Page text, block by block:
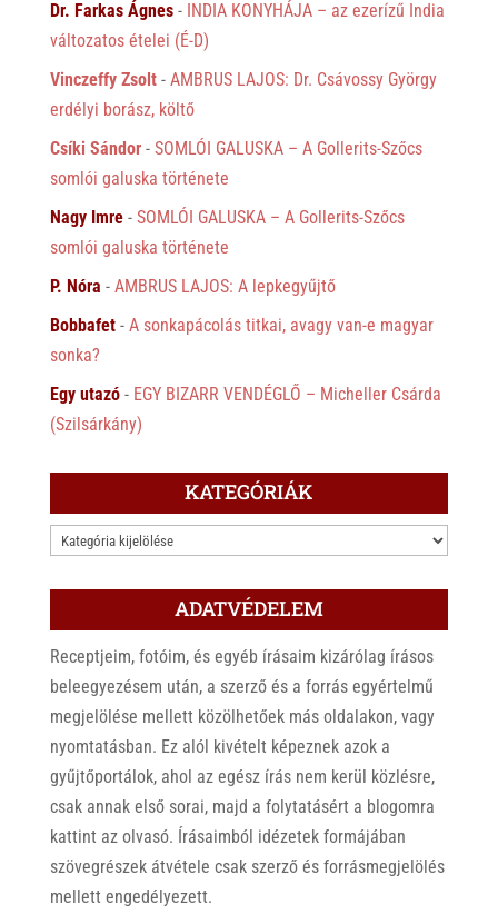
Dr. Farkas Ágnes- INDIA KONYHÁJA – az ezerízű India
változatos ételei (É-D)
Vinczeffy Zsolt- AMBRUS LAJOS: Dr. Csávossy György
erdélyi borász, költő
Csíki Sándor- SOMLÓI GALUSKA – A Gollerits-Szőcs
somlói galuska története
Nagy Imre- SOMLÓI GALUSKA – A Gollerits-Szőcs
somlói galuska története
P. Nóra - AMBRUS LAJOS: A lepkegyűjtő
Bobbafet- A sonkapácolás titkai, avagy van-e magyar
sonka?
Egy utazó- EGY BIZARR VENDÉGLŐ – Micheller Csárda
(Szilsárkány)
KATEGÓRIÁK
KATEGÓRIÁK
ADATVÉDELEM
Receptjeim, fotóim, és egyéb írásaim kizárólag írásos
beleegyezésem után, a szerző és a forrás egyértelmű
megjelölése mellett közölhetőek más oldalakon, vagy
nyomtatásban. Ez alól kivételt képeznek azok a
gyűjtőportálok, ahol az egész írás nem kerül közlésre,
csak annak első sorai, majd a folytatásért a blogomra
kattint az olvasó. Írásaimból idézetek formájában
szövegrészek átvétele csak szerző és forrásmegjelölés
mellett engedélyezett.